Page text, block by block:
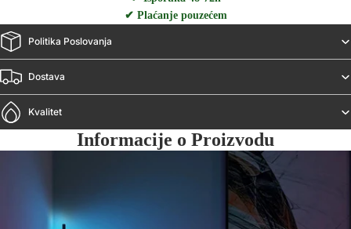
✔ Plaćanje pouzećem
Politika Poslovanja
Dostava
Kvalitet
Informacije o Proizvodu